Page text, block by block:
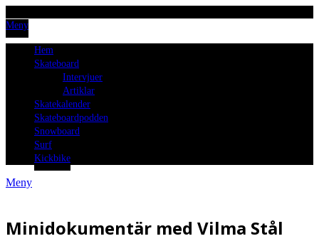
Meny
Hem
Skateboard
Intervjuer
Artiklar
Skatekalender
Skateboardpodden
Snowboard
Surf
Kickbike
Meny
Minidokumentär med Vilma Stål